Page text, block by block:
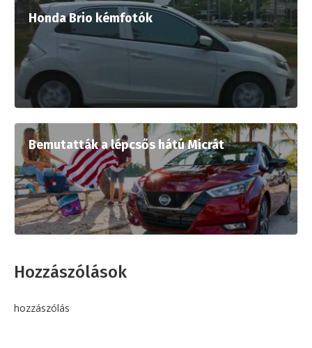
Honda Brio kémfotók
Bemutatták a lépcsős hátú Micrát
Hozzászólások
hozzászólás